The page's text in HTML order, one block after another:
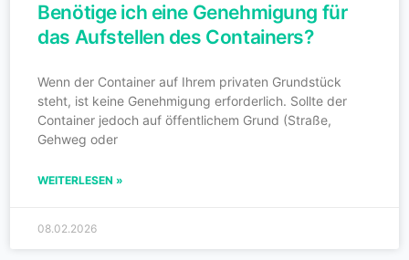
Benötige ich eine Genehmigung für
das Aufstellen des Containers?
Wenn der Container auf Ihrem privaten Grundstück
steht, ist keine Genehmigung erforderlich. Sollte der
Container jedoch auf öffentlichem Grund (Straße,
Gehweg oder
WEITERLESEN »
08.02.2026